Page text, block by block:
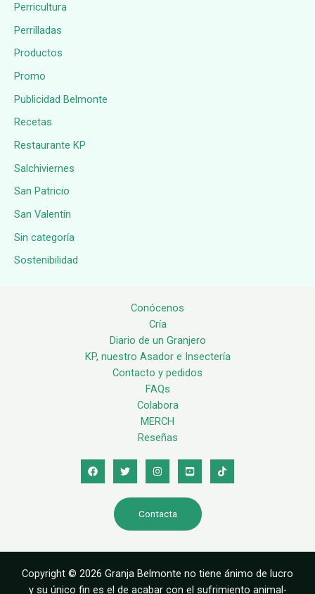
Perricultura
Perrilladas
Productos
Promo
Publicidad Belmonte
Recetas
Restaurante KP
Salchiviernes
San Patricio
San Valentín
Sin categoría
Sostenibilidad
Conócenos
Cría
Diario de un Granjero
KP, nuestro Asador e Insectería
Contacto y pedidos
FAQs
Colabora
MERCH
Reseñas
Contacta
Copyright © 2026 Granja Belmonte no tiene ánimo de lucro
y su único fin es el de acabar con el sufrimiento animal-